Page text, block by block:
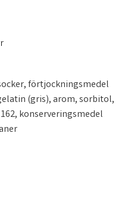
förtjockningsmedel
(gris), arom, sorbitol,
konserveringsmedel